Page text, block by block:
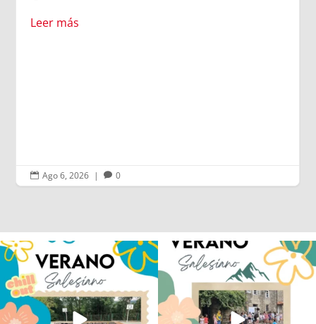
Leer más
 Ago 6, 2026 |  0
Los alumnos de 6º de Primaria, 1º y 2º
de la ESO...
145 2
La diversión y la alegría también se han
sentido...
93 0